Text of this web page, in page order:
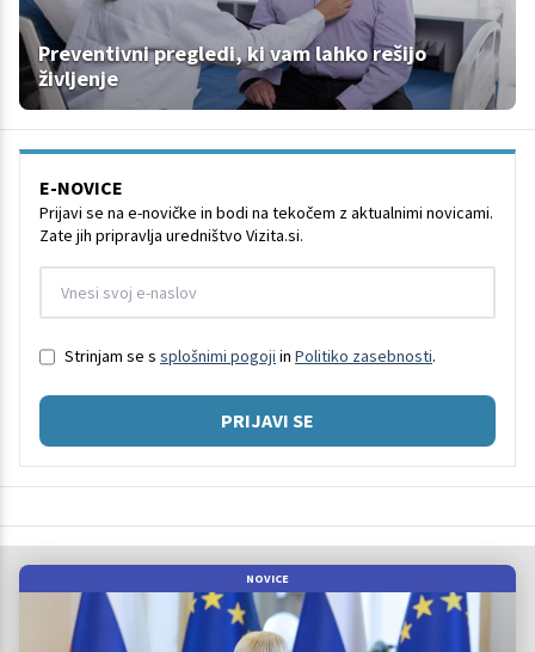
Preventivni pregledi, ki vam lahko rešijo
življenje
E-NOVICE
Prijavi se na e-novičke in bodi na tekočem z aktualnimi novicami.
Zate jih pripravlja uredništvo Vizita.si.
Strinjam se s splošnimi pogoji in Politiko zasebnosti.
PRIJAVI SE
NOVICE